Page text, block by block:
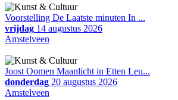
Voorstelling De Laatste minuten In ...
vrijdag 14 augustus 2026
Amstelveen
Joost Oomen Maanlicht in Etten Leu...
donderdag 20 augustus 2026
Amstelveen